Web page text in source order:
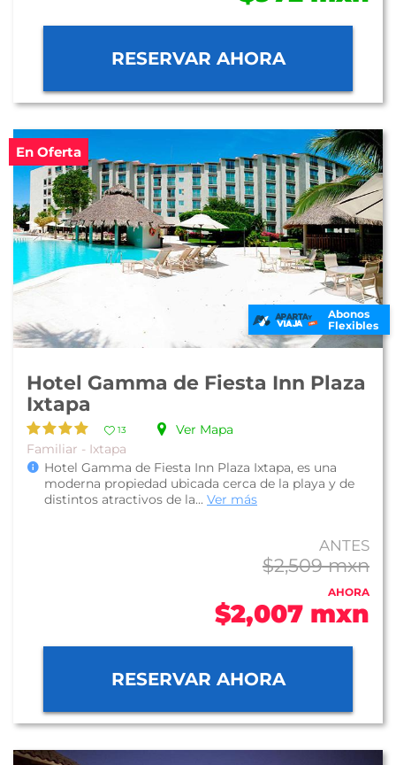
RESERVAR AHORA
En Oferta
Abonos
Flexibles
Hotel Gamma de Fiesta Inn Plaza
Ixtapa
13
Ver Mapa
Familiar - Ixtapa
Hotel Gamma de Fiesta Inn Plaza Ixtapa, es una
moderna propiedad ubicada cerca de la playa y de
distintos atractivos de la... Ver más
ANTES
$2,509 mxn
AHORA
$2,007 mxn
RESERVAR AHORA